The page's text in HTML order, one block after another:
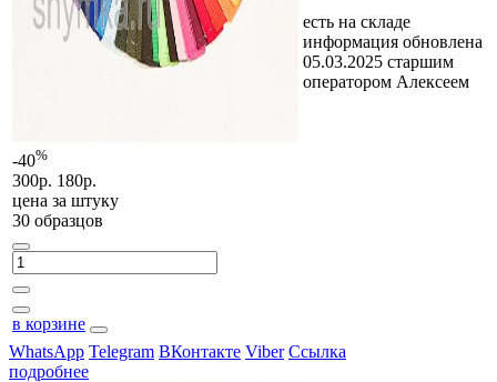
-40%
300р. 180р.
цена за штуку
30 образцов
в корзине
есть на складе
информация обновлена
05.03.2025 старшим
оператором Алексеем
WhatsApp Telegram ВКонтакте Viber Ссылка
подробнее